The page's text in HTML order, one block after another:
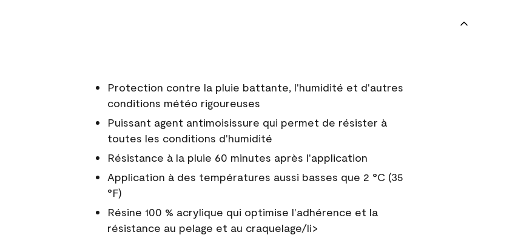
Protection contre la pluie battante, l'humidité et d'autres
conditions météo rigoureuses
Puissant agent antimoisissure qui permet de résister à
toutes les conditions d'humidité
Résistance à la pluie 60 minutes après l'application
Application à des températures aussi basses que 2 °C (35
°F)
Résine 100 % acrylique qui optimise l'adhérence et la
résistance au pelage et au craquelage/li>